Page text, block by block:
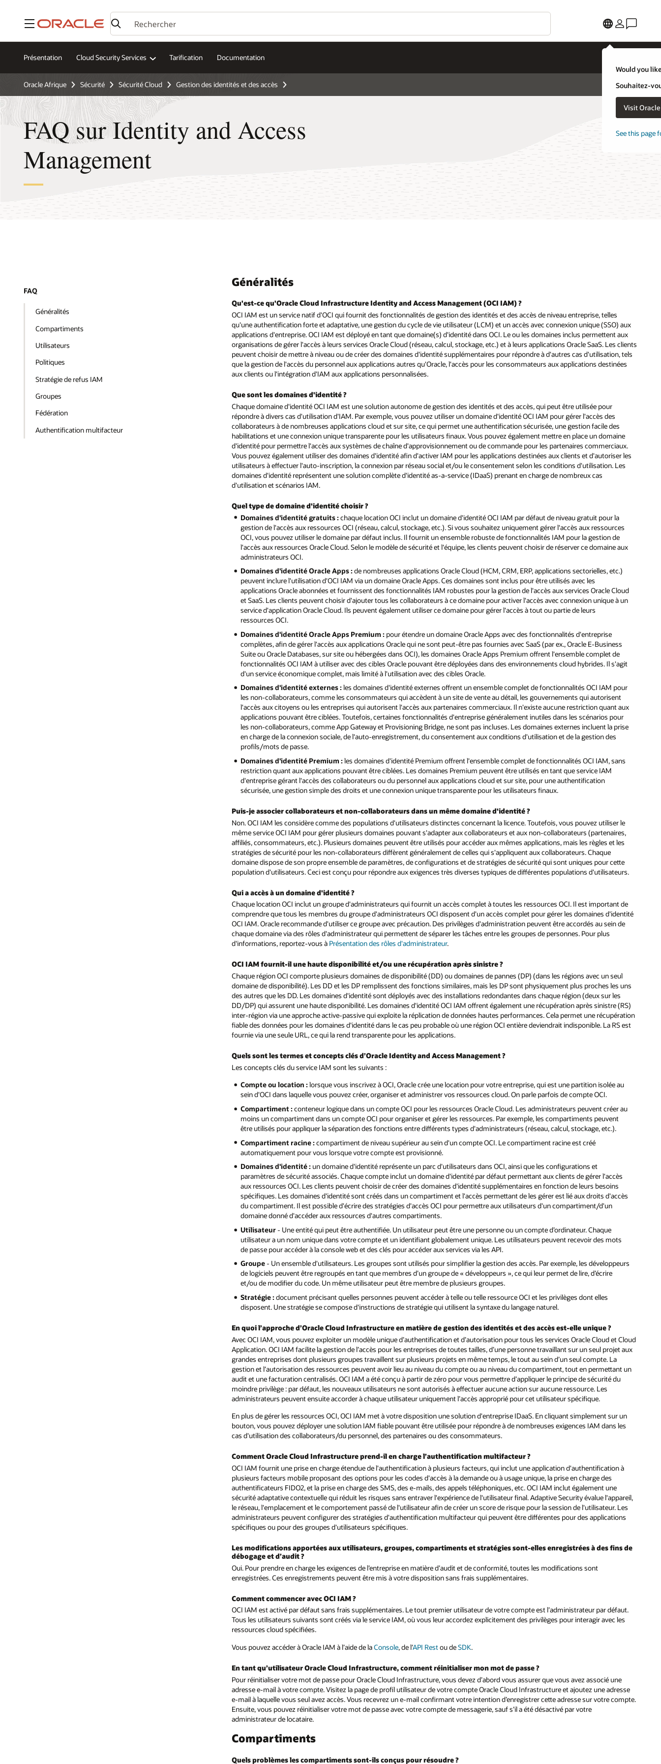
Menu
Would you
Souhaitez-
Visit
See this page
Présentation Cloud Security Services Tarification Documentation
Oracle Afrique Sécurité Sécurité Cloud Gestion des identités et des accès
FAQ sur Identity and Access
Management
FAQ
Généralités
Compartiments
Utilisateurs
Politiques
Stratégie de refus IAM
Groupes
Fédération
Authentification multifacteur
Généralités
Qu'est-ce qu'Oracle Cloud Infrastructure Identity and Access Management (OCI IAM) ?
OCI IAM est un service natif d'OCI qui fournit des fonctionnalités de gestion des identités et des accès de niveau entreprise, telles
qu'une authentification forte et adaptative, une gestion du cycle de vie utilisateur (LCM) et un accès avec connexion unique (SSO) aux
applications d'entreprise. OCI IAM est déployé en tant que domaine(s) d'identité dans OCI. Le ou les domaines inclus permettent aux
organisations de gérer l'accès à leurs services Oracle Cloud (réseau, calcul, stockage, etc.) et à leurs applications Oracle SaaS. Les clients
peuvent choisir de mettre à niveau ou de créer des domaines d'identité supplémentaires pour répondre à d'autres cas d'utilisation, tels
que la gestion de l'accès du personnel aux applications autres qu'Oracle, l'accès pour les consommateurs aux applications destinées
aux clients ou l'intégration d'IAM aux applications personnalisées.
Que sont les domaines d'identité ?
Chaque domaine d'identité OCI IAM est une solution autonome de gestion des identités et des accès, qui peut être utilisée pour
répondre à divers cas d'utilisation d'IAM. Par exemple, vous pouvez utiliser un domaine d'identité OCI IAM pour gérer l'accès des
collaborateurs à de nombreuses applications cloud et sur site, ce qui permet une authentification sécurisée, une gestion facile des
habilitations et une connexion unique transparente pour les utilisateurs finaux. Vous pouvez également mettre en place un domaine
d'identité pour permettre l'accès aux systèmes de chaîne d'approvisionnement ou de commande pour les partenaires commerciaux.
Vous pouvez également utiliser des domaines d'identité afin d'activer IAM pour les applications destinées aux clients et d'autoriser les
utilisateurs à effectuer l'auto-inscription, la connexion par réseau social et/ou le consentement selon les conditions d'utilisation. Les
domaines d'identité représentent une solution complète d'identité as-a-service (IDaaS) prenant en charge de nombreux cas
d'utilisation et scénarios IAM.
Quel type de domaine d'identité choisir ?
Domaines d'identité gratuits : chaque location OCI inclut un domaine d'identité OCI IAM par défaut de niveau gratuit pour la
gestion de l'accès aux ressources OCI (réseau, calcul, stockage, etc.). Si vous souhaitez uniquement gérer l'accès aux ressources
OCI, vous pouvez utiliser le domaine par défaut inclus. Il fournit un ensemble robuste de fonctionnalités IAM pour la gestion de
l'accès aux ressources Oracle Cloud. Selon le modèle de sécurité et l'équipe, les clients peuvent choisir de réserver ce domaine aux
administrateurs OCI.
Domaines d'identité Oracle Apps : de nombreuses applications Oracle Cloud (HCM, CRM, ERP, applications sectorielles, etc.)
peuvent inclure l'utilisation d'OCI IAM via un domaine Oracle Apps. Ces domaines sont inclus pour être utilisés avec les
applications Oracle abonnées et fournissent des fonctionnalités IAM robustes pour la gestion de l'accès aux services Oracle Cloud
et SaaS. Les clients peuvent choisir d'ajouter tous les collaborateurs à ce domaine pour activer l'accès avec connexion unique à un
service d'application Oracle Cloud. Ils peuvent également utiliser ce domaine pour gérer l'accès à tout ou partie de leurs
ressources OCI.
Domaines d'identité Oracle Apps Premium : pour étendre un domaine Oracle Apps avec des fonctionnalités d'entreprise
complètes, afin de gérer l'accès aux applications Oracle qui ne sont peut-être pas fournies avec SaaS (par ex., Oracle E-Business
Suite ou Oracle Databases, sur site ou hébergées dans OCI), les domaines Oracle Apps Premium offrent l'ensemble complet de
fonctionnalités OCI IAM à utiliser avec des cibles Oracle pouvant être déployées dans des environnements cloud hybrides. Il s'agit
d'un service économique complet, mais limité à l'utilisation avec des cibles Oracle.
Domaines d'identité externes : les domaines d'identité externes offrent un ensemble complet de fonctionnalités OCI IAM pour
les non-collaborateurs, comme les consommateurs qui accèdent à un site de vente au détail, les gouvernements qui autorisent
l'accès aux citoyens ou les entreprises qui autorisent l'accès aux partenaires commerciaux. Il n'existe aucune restriction quant aux
applications pouvant être ciblées. Toutefois, certaines fonctionnalités d'entreprise généralement inutiles dans les scénarios pour
les non-collaborateurs, comme App Gateway et Provisioning Bridge, ne sont pas incluses. Les domaines externes incluent la prise
en charge de la connexion sociale, de l'auto-enregistrement, du consentement aux conditions d'utilisation et de la gestion des
profils/mots de passe.
Domaines d'identité Premium : les domaines d'identité Premium offrent l'ensemble complet de fonctionnalités OCI IAM, sans
restriction quant aux applications pouvant être ciblées. Les domaines Premium peuvent être utilisés en tant que service IAM
d'entreprise gérant l'accès des collaborateurs ou du personnel aux applications cloud et sur site, pour une authentification
sécurisée, une gestion simple des droits et une connexion unique transparente pour les utilisateurs finaux.
Puis-je associer collaborateurs et non-collaborateurs dans un même domaine d'identité ?
Non. OCI IAM les considère comme des populations d'utilisateurs distinctes concernant la licence. Toutefois, vous pouvez utiliser le
même service OCI IAM pour gérer plusieurs domaines pouvant s'adapter aux collaborateurs et aux non-collaborateurs (partenaires,
affiliés, consommateurs, etc.). Plusieurs domaines peuvent être utilisés pour accéder aux mêmes applications, mais les règles et les
stratégies de sécurité pour les non-collaborateurs diffèrent généralement de celles qui s'appliquent aux collaborateurs. Chaque
domaine dispose de son propre ensemble de paramètres, de configurations et de stratégies de sécurité qui sont uniques pour cette
population d'utilisateurs. Ceci est conçu pour répondre aux exigences très diverses typiques de différentes populations d'utilisateurs.
Qui a accès à un domaine d'identité ?
Chaque location OCI inclut un groupe d'administrateurs qui fournit un accès complet à toutes les ressources OCI. Il est important de
comprendre que tous les membres du groupe d'administrateurs OCI disposent d'un accès complet pour gérer les domaines d'identité
OCI IAM. Oracle recommande d'utiliser ce groupe avec précaution. Des privilèges d'administration peuvent être accordés au sein de
chaque domaine via des rôles d'administrateur qui permettent de séparer les tâches entre les groupes de personnes. Pour plus
d'informations, reportez-vous à Présentation des rôles d'administrateur.
OCI IAM fournit-il une haute disponibilité et/ou une récupération après sinistre ?
Chaque région OCI comporte plusieurs domaines de disponibilité (DD) ou domaines de pannes (DP) (dans les régions avec un seul
domaine de disponibilité). Les DD et les DP remplissent des fonctions similaires, mais les DP sont physiquement plus proches les uns
des autres que les DD. Les domaines d'identité sont déployés avec des installations redondantes dans chaque région (deux sur les
DD/DP) qui assurent une haute disponibilité. Les domaines d'identité OCI IAM offrent également une récupération après sinistre (RS)
inter-région via une approche active-passive qui exploite la réplication de données hautes performances. Cela permet une récupération
fiable des données pour les domaines d'identité dans le cas peu probable où une région OCI entière deviendrait indisponible. La RS est
fournie via une seule URL, ce qui la rend transparente pour les applications.
Quels sont les termes et concepts clés d’Oracle Identity and Access Management ?
Les concepts clés du service IAM sont les suivants :
Compte ou location : lorsque vous inscrivez à OCI, Oracle crée une location pour votre entreprise, qui est une partition isolée au
sein d'OCI dans laquelle vous pouvez créer, organiser et administrer vos ressources cloud. On parle parfois de compte OCI.
Compartiment : conteneur logique dans un compte OCI pour les ressources Oracle Cloud. Les administrateurs peuvent créer au
moins un compartiment dans un compte OCI pour organiser et gérer les ressources. Par exemple, les compartiments peuvent
être utilisés pour appliquer la séparation des fonctions entre différents types d'administrateurs (réseau, calcul, stockage, etc.).
Compartiment racine : compartiment de niveau supérieur au sein d'un compte OCI. Le compartiment racine est créé
automatiquement pour vous lorsque votre compte est provisionné.
Domaines d'identité : un domaine d'identité représente un parc d'utilisateurs dans OCI, ainsi que les configurations et
paramètres de sécurité associés. Chaque compte inclut un domaine d'identité par défaut permettant aux clients de gérer l'accès
aux ressources OCI. Les clients peuvent choisir de créer des domaines d'identité supplémentaires en fonction de leurs besoins
spécifiques. Les domaines d'identité sont créés dans un compartiment et l'accès permettant de les gérer est lié aux droits d'accès
du compartiment. Il est possible d'écrire des stratégies d'accès OCI pour permettre aux utilisateurs d'un compartiment/d'un
domaine donné d'accéder aux ressources d'autres compartiments.
Utilisateur - Une entité qui peut être authentifiée. Un utilisateur peut être une personne ou un compte d’ordinateur. Chaque
utilisateur a un nom unique dans votre compte et un identifiant globalement unique. Les utilisateurs peuvent recevoir des mots
de passe pour accéder à la console web et des clés pour accéder aux services via les API.
Groupe - Un ensemble d'utilisateurs. Les groupes sont utilisés pour simplifier la gestion des accès. Par exemple, les développeurs
de logiciels peuvent être regroupés en tant que membres d’un groupe de « développeurs », ce qui leur permet de lire, d’écrire
et/ou de modifier du code. Un même utilisateur peut être membre de plusieurs groupes.
Stratégie : document précisant quelles personnes peuvent accéder à telle ou telle ressource OCI et les privilèges dont elles
disposent. Une stratégie se compose d'instructions de stratégie qui utilisent la syntaxe du langage naturel.
En quoi l’approche d’Oracle Cloud Infrastructure en matière de gestion des identités et des accès est-elle unique ?
Avec OCI IAM, vous pouvez exploiter un modèle unique d’authentification et d’autorisation pour tous les services Oracle Cloud et Cloud
Application. OCI IAM facilite la gestion de l’accès pour les entreprises de toutes tailles, d’une personne travaillant sur un seul projet aux
grandes entreprises dont plusieurs groupes travaillent sur plusieurs projets en même temps, le tout au sein d’un seul compte. La
gestion et l’autorisation des ressources peuvent avoir lieu au niveau du compte ou au niveau du compartiment, tout en permettant un
audit et une facturation centralisés. OCI IAM a été conçu à partir de zéro pour vous permettre d’appliquer le principe de sécurité du
moindre privilège : par défaut, les nouveaux utilisateurs ne sont autorisés à effectuer aucune action sur aucune ressource. Les
administrateurs peuvent ensuite accorder à chaque utilisateur uniquement l’accès approprié pour cet utilisateur spécifique.
En plus de gérer les ressources OCI, OCI IAM met à votre disposition une solution d'entreprise IDaaS. En cliquant simplement sur un
bouton, vous pouvez déployer une solution IAM fiable pouvant être utilisée pour répondre à de nombreuses exigences IAM dans les
cas d'utilisation des collaborateurs/du personnel, des partenaires ou des consommateurs.
Comment Oracle Cloud Infrastructure prend-il en charge l’authentification multifacteur ?
OCI IAM fournit une prise en charge étendue de l'authentification à plusieurs facteurs, qui inclut une application d'authentification à
plusieurs facteurs mobile proposant des options pour les codes d'accès à la demande ou à usage unique, la prise en charge des
authentificateurs FIDO2, et la prise en charge des SMS, des e-mails, des appels téléphoniques, etc. OCI IAM inclut également une
sécurité adaptative contextuelle qui réduit les risques sans entraver l'expérience de l'utilisateur final. Adaptive Security évalue l'appareil,
le réseau, l'emplacement et le comportement passé de l'utilisateur afin de créer un score de risque pour la session de l'utilisateur. Les
administrateurs peuvent configurer des stratégies d'authentification multifacteur qui peuvent être différentes pour des applications
spécifiques ou pour des groupes d'utilisateurs spécifiques.
Les modifications apportées aux utilisateurs, groupes, compartiments et stratégies sont-elles enregistrées à des fins de
débogage et d’audit ?
Oui. Pour prendre en charge les exigences de l’entreprise en matière d’audit et de conformité, toutes les modifications sont
enregistrées. Ces enregistrements peuvent être mis à votre disposition sans frais supplémentaires.
Comment commencer avec OCI IAM ?
OCI IAM est activé par défaut sans frais supplémentaires. Le tout premier utilisateur de votre compte est l’administrateur par défaut.
Tous les utilisateurs suivants sont créés via le service IAM, où vous leur accordez explicitement des privilèges pour interagir avec les
ressources cloud spécifiées.
Vous pouvez accéder à Oracle IAM à l’aide de laConsole, de l’API Restou deSDK.
En tant qu’utilisateur Oracle Cloud Infrastructure, comment réinitialiser mon mot de passe ?
Pour réinitialiser votre mot de passe pour Oracle Cloud Infrastructure, vous devez d’abord vous assurer que vous avez associé une
adresse e-mail à votre compte. Visitez la page de profil utilisateur de votre compte Oracle Cloud Infrastructure et ajoutez une adresse
e-mail à laquelle vous seul avez accès. Vous recevrez un e-mail confirmant votre intention d’enregistrer cette adresse sur votre compte.
Ensuite, vous pouvez réinitialiser votre mot de passe avec votre compte de messagerie, sauf s’il a été désactivé par votre
administrateur de locataire.
Compartiments
Quels problèmes les compartiments sont-ils conçus pour résoudre ?